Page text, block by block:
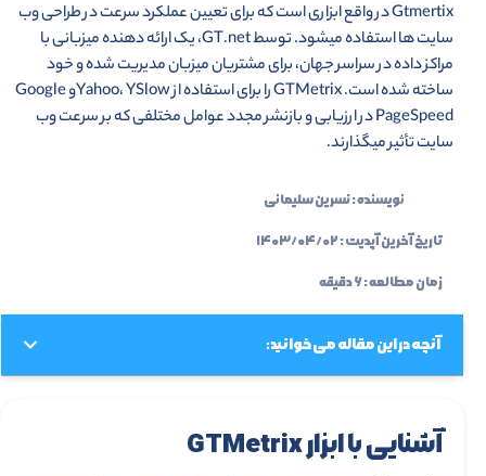
Gtmertix در واقع ابزاری است که برای تعیین عملکرد سرعت در طراحی وب
سایت ها­ استفاده می­شود. توسط GT.net، یک ارائه دهنده میزبانی با
مراکز داده در سراسر جهان، برای مشتریان میزبان مدیریت شده و خود
ساخته شده است. GTMetrix را برای استفاده از Yahoo، YSlowو Google
PageSpeed ​​در ارزیابی و بازنشر مجدد عوامل مختلفی که بر سرعت وب
سایت تأثیر می­گذارند.
نویسنده :نسرین سلیمانی
تاریخ آخرین آپدیت :۱۴۰۳/۰۴/۰۲
زمان مطالعه : ۶ دقیقه
آنچه در این مقاله می خوانید:
آشنایی با ابزارGTMetrix